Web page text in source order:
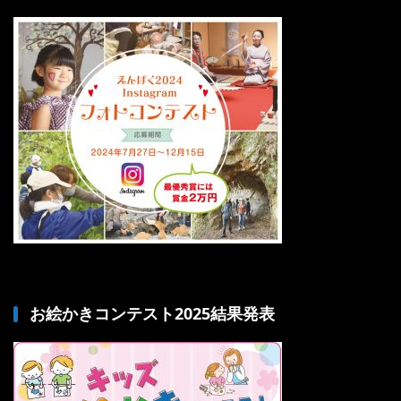
お絵かきコンテスト2025結果発表